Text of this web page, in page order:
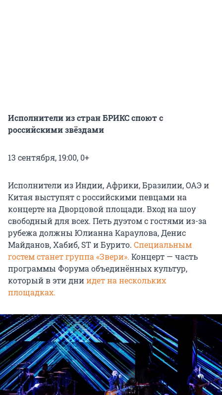
Исполнители из стран БРИКС споют с
российскими звёздами
13 сентября, 19:00, 0+
Исполнители из Индии, Африки, Бразилии, ОАЭ и
Китая выступят с российскими певцами на
концерте на Дворцовой площади. Вход на шоу
свободный для всех. Петь дуэтом с гостями из-за
рубежа должны Юлианна Караулова, Денис
Майданов, Хабиб, ST и Бурито. Специальным
гостем станет группа «Звери». Концерт — часть
программы Форума объединённых культур,
который в эти дниидет на нескольких
площадках.